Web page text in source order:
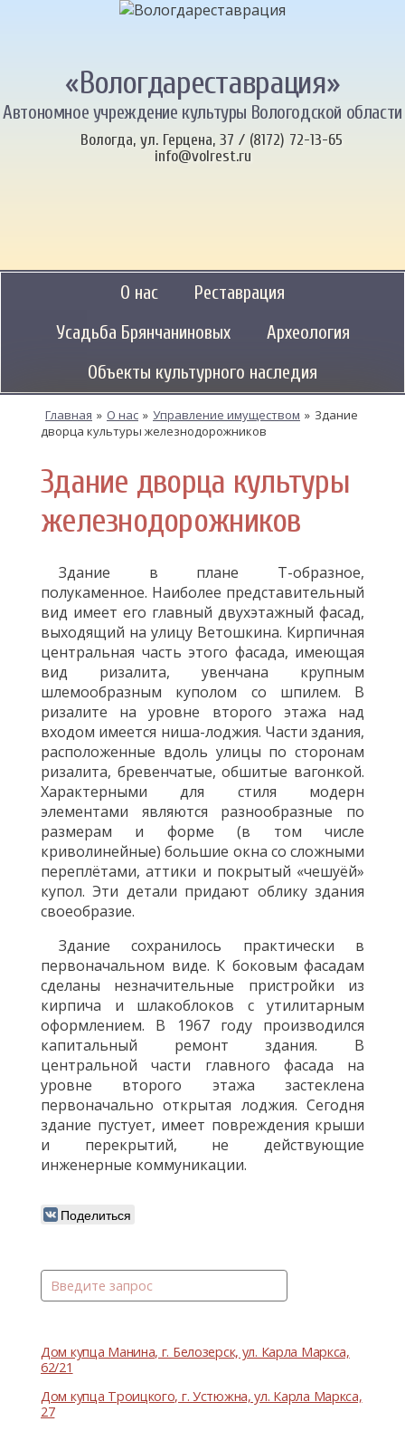
«Вологдареставрация»
Автономное учреждение культуры Вологодской области
Вологда, ул. Герцена, 37 / (8172) 72-13-65
info@volrest.ru
О нас
Реставрация
Усадьба Брянчаниновых
Археология
Объекты культурного наследия
Главная » О нас » Управление имуществом » Здание
дворца культуры железнодорожников
Дом купца Манина, г. Белозерск, ул. Карла Маркса,
62/21
Дом купца Троицкого, г. Устюжна, ул. Карла Маркса,
27
Здание дворца культуры
железнодорожников
Здание в плане Т­-образное,
полукаменное. Наиболее представительный
вид имеет его главный двухэтажный фасад,
выходящий на улицу Ветошкина. Кирпичная
центральная часть этого фасада, имеющая
вид ризалита, увенчана крупным
шлемообразным куполом со шпилем. В
ризалите на уровне второго этажа над
входом имеется ниша­-лоджия. Части здания,
расположенные вдоль улицы по сторонам
ризалита, бревенчатые, обшитые вагонкой.
Характерными для стиля модерн
элементами являются разнообразные по
размерам и форме (в том числе
криволинейные) большие окна со сложными
переплётами, аттики и покрытый «чешуёй»
купол. Эти детали придают облику здания
своеобразие.
Здание сохранилось практически в
первоначальном виде. К боковым фасадам
сделаны незначительные пристройки из
кирпича и шлакоблоков с утилитарным
оформлением. В 1967 году производился
капитальный ремонт здания. В
центральной части главного фасада на
уровне второго этажа застеклена
первоначально открытая лоджия. Сегодня
здание пустует, имеет повреждения крыши
и перекрытий, не действующие
инженерные коммуникации.
Поделиться